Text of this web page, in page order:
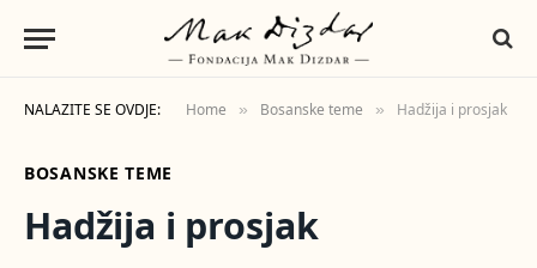
NALAZITE SE OVDJE: Home » Bosanske teme » Hadžija i prosjak
BOSANSKE TEME
Hadžija i prosjak